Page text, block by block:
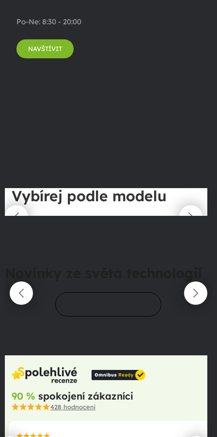
Po-Ne: 8:30 - 20:00
NAVŠTÍVIT
Vybírej podle modelu
90 % spokojení zákazníci
428 hodnocení